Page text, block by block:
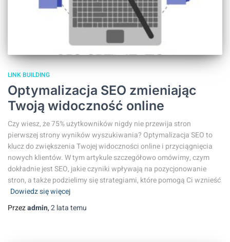
LINK BUILDING
Optymalizacja SEO zmieniając
Twoją widoczność online
Czy wiesz, że 75% użytkowników nigdy nie przewija stron
pierwszej strony wyników wyszukiwania? Optymalizacja SEO to
klucz do zwiększenia Twojej widoczności online i przyciągnięcia
nowych klientów. W tym artykule szczegółowo omówimy, czym
dokładnie jest SEO, jakie czyniki wpływają na pozycjonowanie
stron, a także podzielimy się strategiami, które pomogą Ci wznieść
Dowiedz się więcej
Przezadmin,2 latatemu